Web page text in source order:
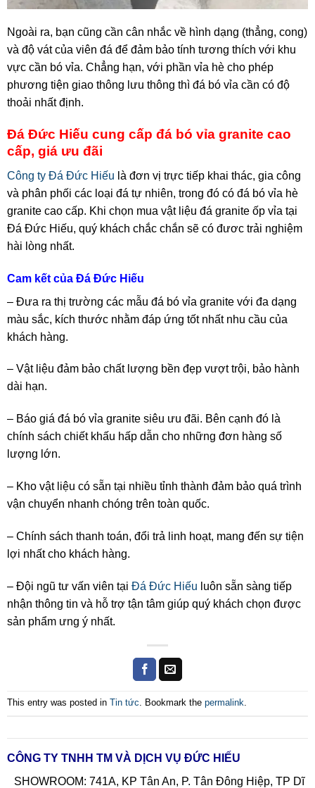
Ngoài ra, bạn cũng cần cân nhắc về hình dạng (thẳng, cong)
và độ vát của viên đá để đảm bảo tính tương thích với khu
vực cần bó vỉa. Chẳng hạn, với phần vỉa hè cho phép
phương tiện giao thông lưu thông thì đá bó vỉa cần có độ
thoải nhất định.
Đá Đức Hiếu cung cấp đá bó vỉa granite cao
cấp, giá ưu đãi
Công ty Đá Đức Hiếu là đơn vị trực tiếp khai thác, gia công
và phân phối các loại đá tự nhiên, trong đó có đá bó vỉa hè
granite cao cấp. Khi chọn mua vật liệu đá granite ốp vỉa tại
Đá Đức Hiếu, quý khách chắc chắn sẽ có đươc trải nghiệm
hài lòng nhất.
Cam kết của Đá Đức Hiếu
– Đưa ra thị trường các mẫu đá bó vỉa granite với đa dạng
màu sắc, kích thước nhằm đáp ứng tốt nhất nhu cầu của
khách hàng.
– Vật liệu đảm bảo chất lượng bền đẹp vượt trội, bảo hành
dài hạn.
– Báo giá đá bó vỉa granite siêu ưu đãi. Bên cạnh đó là
chính sách chiết khấu hấp dẫn cho những đơn hàng số
lượng lớn.
– Kho vật liệu có sẵn tại nhiều tỉnh thành đảm bảo quá trình
vận chuyển nhanh chóng trên toàn quốc.
– Chính sách thanh toán, đổi trả linh hoạt, mang đến sự tiện
lợi nhất cho khách hàng.
– Đội ngũ tư vấn viên tại Đá Đức Hiếu luôn sẵn sàng tiếp
nhận thông tin và hỗ trợ tận tâm giúp quý khách chọn được
sản phẩm ưng ý nhất.
This entry was posted in Tin tức . Bookmark the permalink
CÔNG TY TNHH TM VÀ DỊCH VỤ ĐỨC HIẾU
SHOWROOM: 741A, KP Tân An, P. Tân Đông Hiệp, TP Dĩ